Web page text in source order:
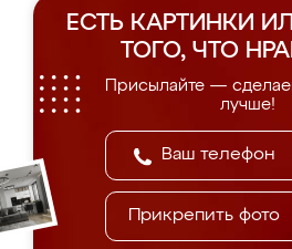
ЕСТЬ КАРТИНКИ
ТОГО, ЧТО
Присылайте —
лучше!
Прикрепить фото